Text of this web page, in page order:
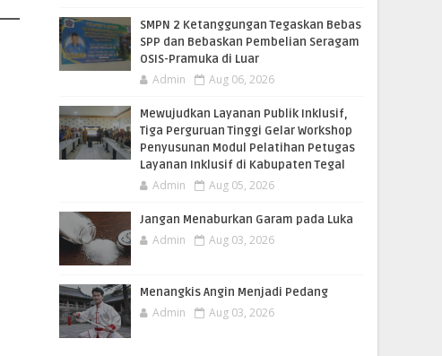
SMPN 2 Ketanggungan Tegaskan Bebas
SPP dan Bebaskan Pembelian Seragam
OSIS-Pramuka di Luar
Admin Aug 06, 2026
​Mewujudkan Layanan Publik Inklusif,
Tiga Perguruan Tinggi Gelar Workshop
Penyusunan Modul Pelatihan Petugas
Layanan Inklusif di Kabupaten Tegal
Admin Aug 05, 2026
Jangan Menaburkan Garam pada Luka
Admin Aug 03, 2026
Menangkis Angin Menjadi Pedang
Admin Aug 03, 2026